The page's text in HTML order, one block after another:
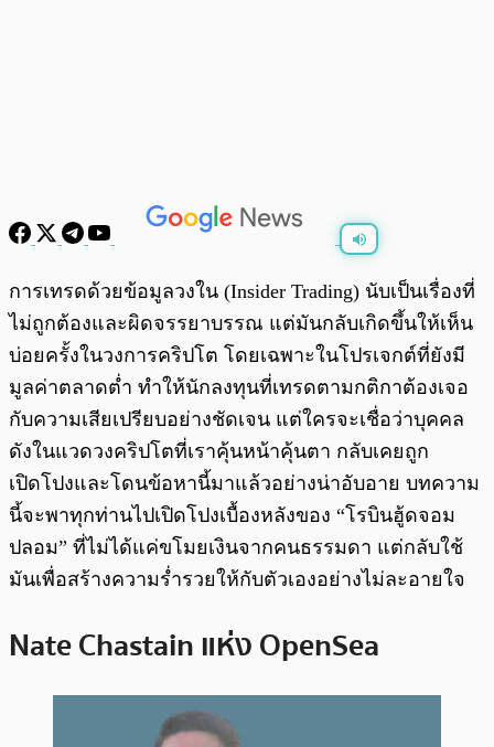
พร้อมเล่น 0:00 / 0:00
การเทรดด้วยข้อมูลวงใน (Insider Trading) นับเป็นเรื่องที่
ไม่ถูกต้องและผิดจรรยาบรรณ แต่มันกลับเกิดขึ้นให้เห็น
บ่อยครั้งในวงการคริปโต โดยเฉพาะในโปรเจกต์ที่ยังมี
มูลค่าตลาดต่ำ ทำให้นักลงทุนที่เทรดตามกติกาต้องเจอ
กับความเสียเปรียบอย่างชัดเจน แต่ใครจะเชื่อว่าบุคคล
ดังในแวดวงคริปโตที่เราคุ้นหน้าคุ้นตา กลับเคยถูก
เปิดโปงและโดนข้อหานี้มาแล้วอย่างน่าอับอาย บทความ
นี้จะพาทุกท่านไปเปิดโปงเบื้องหลังของ “โรบินฮู้ดจอม
ปลอม” ที่ไม่ได้แค่ขโมยเงินจากคนธรรมดา แต่กลับใช้
มันเพื่อสร้างความร่ำรวยให้กับตัวเองอย่างไม่ละอายใจ
Nate Chastain แห่ง OpenSea